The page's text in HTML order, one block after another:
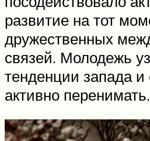
развитие на тот
дружественных
связей. Молодежь
тенденции запада и
активно перенимать.